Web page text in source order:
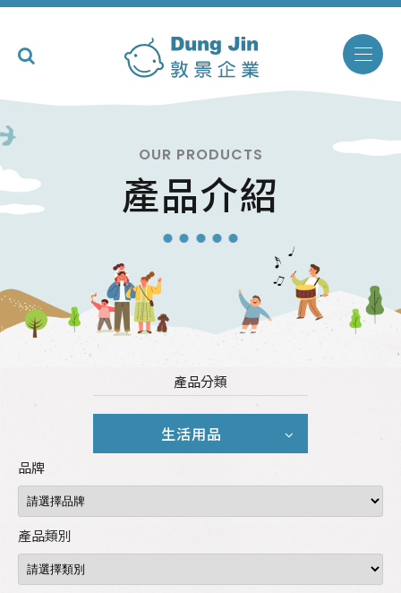
OUR PRODUCTS
產品介紹
產品分類
生活用品
品牌
產品類別